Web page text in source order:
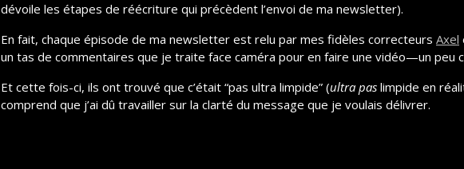
dévoile les étapes de réécriture qui précèdent l’envoi de ma newsletter).
En fait, chaque épisode de ma newsletter est relu par mes fidèles correcteurs Axel
un tas de commentaires que je traite face caméra pour en faire une vidéo—un peu
Et cette fois-ci, ils ont trouvé que c’était “pas ultra limpide” (ultra pas limpide en
comprend que j’ai dû travailler sur la clarté du message que je voulais délivrer.